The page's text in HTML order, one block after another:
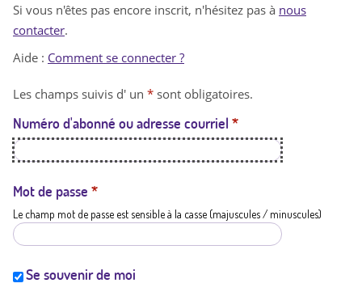
n
t
a
t
i
Si vous n'êtes pas encore inscrit, n'hésitez pas à nous
contacter.
Aide : Comment se connecter ?
Les champs suivis d' un * sont obligatoires.
Numéro d'abonné ou adresse courriel *
Mot de passe *
Le champ mot de passe est sensible à la casse (majuscules / minuscules)
Se souvenir de moi